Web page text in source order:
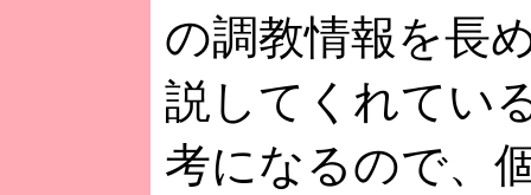
の調教情報を長
説してくれてい
考になるので、